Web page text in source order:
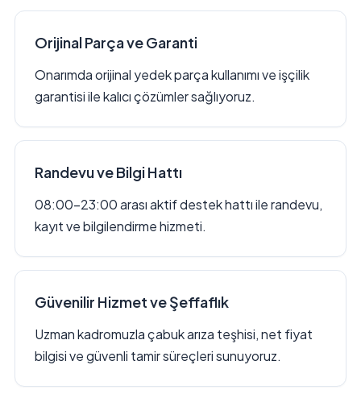
Orijinal Parça ve Garanti
Onarımda orijinal yedek parça kullanımı ve işçilik
garantisi ile kalıcı çözümler sağlıyoruz.
Randevu ve Bilgi Hattı
08:00–23:00 arası aktif destek hattı ile randevu,
kayıt ve bilgilendirme hizmeti.
Güvenilir Hizmet ve Şeffaflık
Uzman kadromuzla çabuk arıza teşhisi, net fiyat
bilgisi ve güvenli tamir süreçleri sunuyoruz.